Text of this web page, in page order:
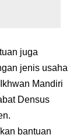
juga
jenis usaha
Mandiri
Densus
bantuan